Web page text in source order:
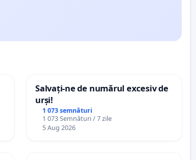
Salvați-ne de numărul excesiv de
urși!
1 073 semnături
1 073 Semnături / 7 zile
5 Aug 2026